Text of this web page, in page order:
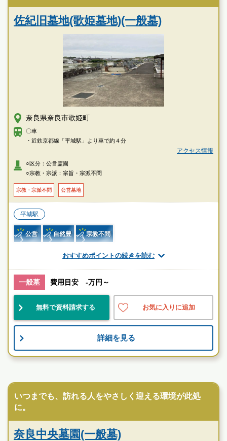
佐紀旧墓地(歌姫墓地)(一般墓)
奈良県奈良市歌姫町
〇車
・近鉄京都線「平城駅」より車で約４分
アクセス情報
○区分：公営霊園
○宗教・宗派：宗旨・宗派不問
宗教・宗派不問 公営墓地
おすすめポイントの続きを読む
平城駅
公営 自然豊 宗教不問
現地を見学して実際の雰囲気をお確かめください
霊園墓地のプロフェッショナルが無料でご案内いたしま
一般墓 費用目安 -万円～
無料で資料請求する お気に入りに追加
詳細を見る
いつまでも、訪れる人をやさしく迎える環境が此処
に。
奈良中央墓園(一般墓)